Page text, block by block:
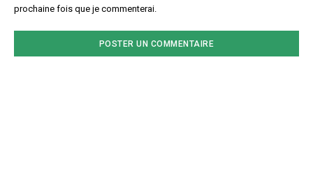
prochaine fois que je commenterai.